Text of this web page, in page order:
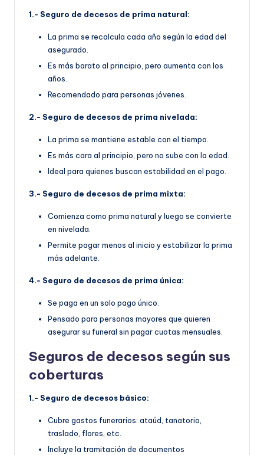
1.- Seguro de decesos de prima natural:
La prima se recalcula cada año según la edad del
asegurado.
Es más barato al principio, pero aumenta con los
años.
Recomendado para personas jóvenes.
2.- Seguro de decesos de prima nivelada:
La prima se mantiene estable con el tiempo.
Es más cara al principio, pero no sube con la edad.
Ideal para quienes buscan estabilidad en el pago.
3.- Seguro de decesos de prima mixta:
Comienza como prima natural y luego se convierte
en nivelada.
Permite pagar menos al inicio y estabilizar la prima
más adelante.
4.- Seguro de decesos de prima única:
Se paga en un solo pago único.
Pensado para personas mayores que quieren
asegurar su funeral sin pagar cuotas mensuales.
Seguros de decesos según sus
coberturas
1.- Seguro de decesos básico:
Cubre gastos funerarios: ataúd, tanatorio,
traslado, flores, etc.
Incluye la tramitación de documentos